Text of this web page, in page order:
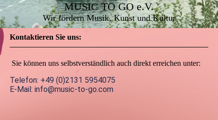
MUSIC TO GO e.V.
Wir fördern Musik, Kunst und Kultur
Kontaktieren Sie uns:
Sie können uns selbstverständlich auch direkt erreichen unter:
Telefon: +49 (0)2131 5954075
E-Mail: info@music-to-go.com